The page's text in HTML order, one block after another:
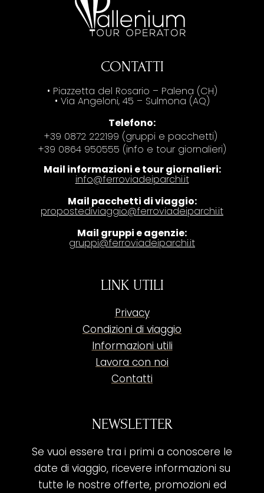
CONTATTI
• Piazzetta del Rosario – Palena (CH)
• Via Angeloni, 45 – Sulmona (AQ)
Telefono:
+39 0872 222199 (gruppi e pacchetti)
+39 0864 950555 (info e tour giornalieri)
Mail informazioni e tour giornalieri:
info@ferroviadeiparchi.it
Mail pacchetti di viaggio:
propostediviaggio@ferroviadeiparchi.it
Mail gruppi e agenzie:
gruppi@ferroviadeiparchi.it
LINK UTILI
Privacy
Condizioni di viaggio
Informazioni utili
Lavora con noi
Contatti
NEWSLETTER
Se vuoi essere tra i primi a conoscere le
date di viaggio, ricevere informazioni su
tutte le nostre offerte, promozioni ed